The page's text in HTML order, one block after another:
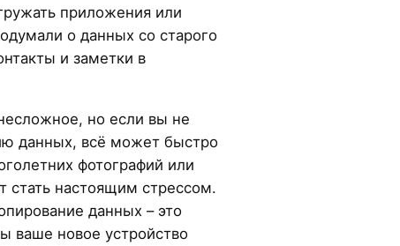
приложения или
о данных со старого
и заметки в
но если вы не
данных, всё может быстро
фотографий или
стать настоящим стрессом.
данных – это
ваше новое устройство